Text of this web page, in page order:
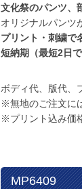
文化祭のパンツ、
オリジナルパンツ
プリント・刺繍で
短納期（最短2日で
ボディ代、版代、
※無地のご注文に
※プリント込み価
MP6409